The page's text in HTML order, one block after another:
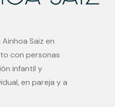
Saiz en
con personas
infantil y
en pareja y a